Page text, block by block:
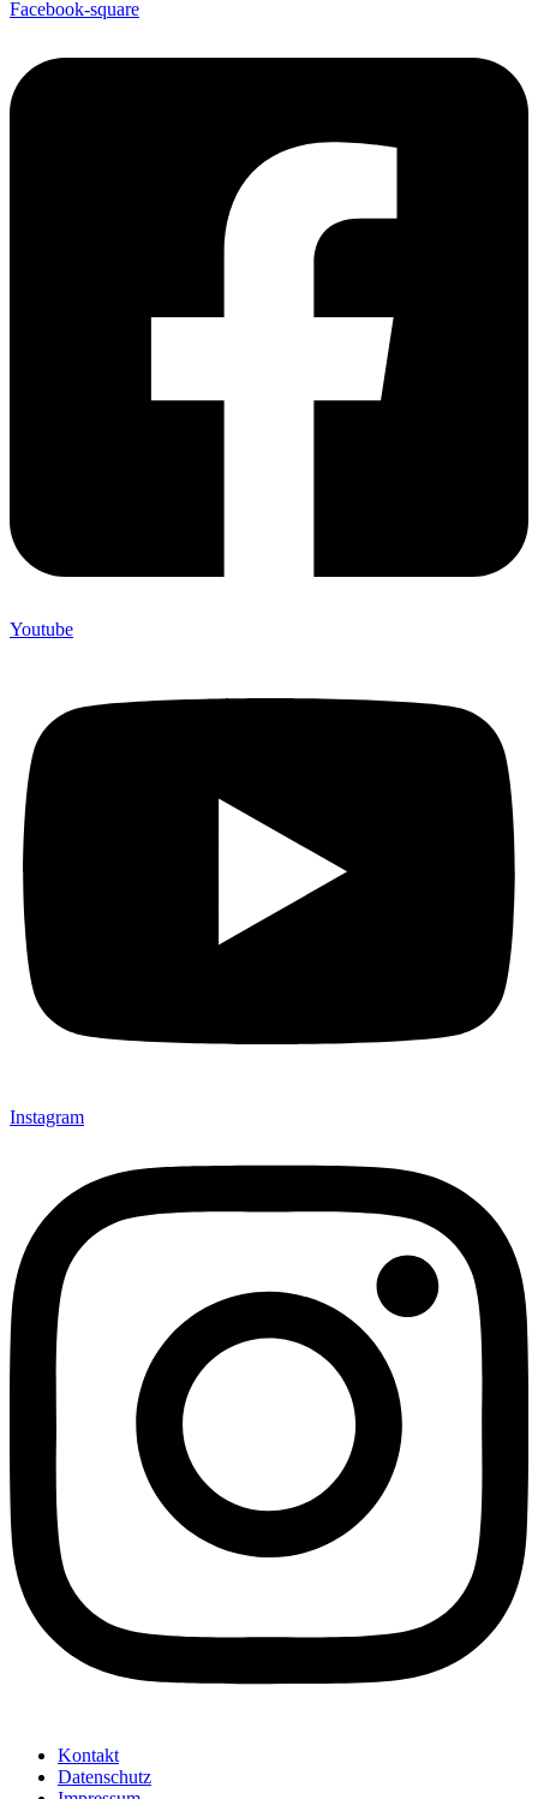
Facebook-square
Youtube
Instagram
Kontakt
Datenschutz